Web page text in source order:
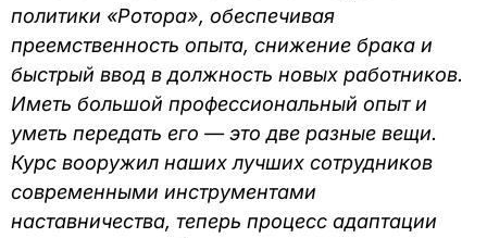
политики «Ротора», обеспечивая
преемственность опыта, снижение брака и
быстрый ввод в должность новых работников.
Иметь большой профессиональный опыт и
уметь передать его — это две разные вещи.
Курс вооружил наших лучших сотрудников
современными инструментами
наставничества, теперь процесс адаптации